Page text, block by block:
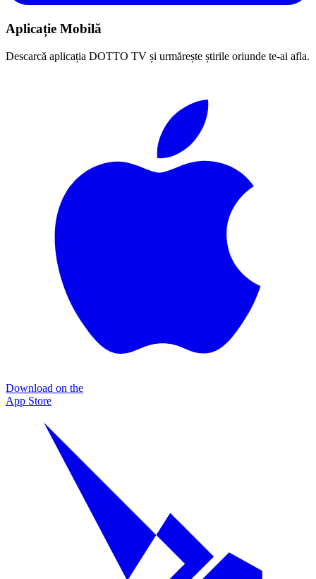
Aplicație Mobilă
Descarcă aplicația DOTTO TV și urmărește știrile oriunde te-ai afla.
Download on the
App Store